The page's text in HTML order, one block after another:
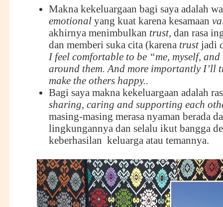
Makna kekeluargaan bagi saya adalah
emotionalyang kuat karena kesamaan
akhirnya menimbulkan trust, dan rasa
dan memberi suka cita (karena trustjadi
I feel comfortable to be “me, myself, and
around them. And more importantly I’ll
make the others happy..
Bagi saya makna kekeluargaan adalah
sharing, caring and supporting each
masing-masing merasa nyaman berada
lingkungannya dan selalu ikut bangga
keberhasilan keluarga atau temannya.